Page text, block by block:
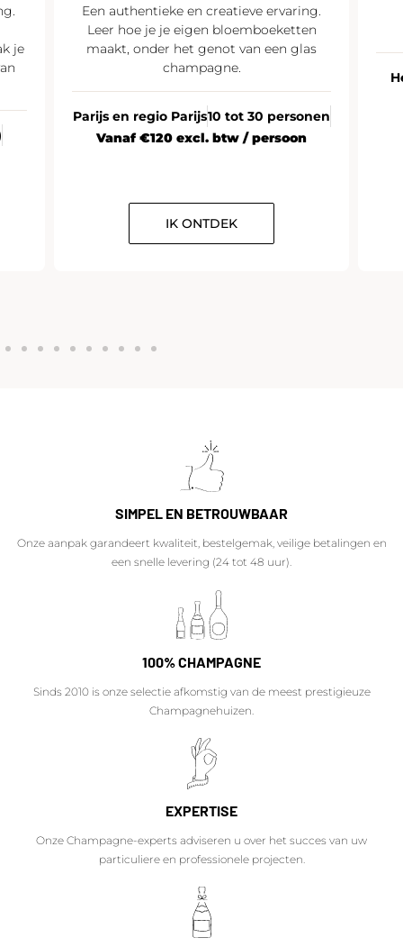
en creatieve ervaring.
bloemboeketten
genot van een glas
10 tot 30 personen
btw / persoon
genot van een zomerse
champagnecocktail
Heel Frankrijk
20 personen
SIMPEL EN BETROUWBAAR
Onze aanpak garandeert kwaliteit, bestelgemak, veilige betalingen en
een snelle levering (24 tot 48 uur).
100% CHAMPAGNE
Sinds 2010 is onze selectie afkomstig van de meest prestigieuze
Champagnehuizen.
EXPERTISE
Onze Champagne-experts adviseren u over het succes van uw
particuliere en professionele projecten.